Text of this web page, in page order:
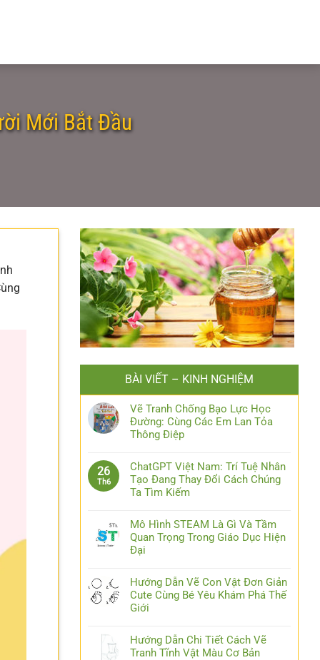
Mới Bắt Đầu
BÀI VIẾT – KINH NGHIỆM
Vẽ Tranh Chống Bạo Lực Học
Đường: Cùng Các Em Lan Tỏa
Thông Điệp
26
Th6
ChatGPT Việt Nam: Trí Tuệ Nhân
Tạo Đang Thay Đổi Cách Chúng
Ta Tìm Kiếm
Mô Hình STEAM Là Gì Và Tầm
Quan Trọng Trong Giáo Dục Hiện
Đại
Hướng Dẫn Vẽ Con Vật Đơn Giản
Cute Cùng Bé Yêu Khám Phá Thế
Giới
Hướng Dẫn Chi Tiết Cách Vẽ
Tranh Tĩnh Vật Màu Cơ Bản